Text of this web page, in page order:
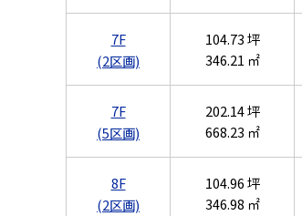
7F
(2区画)
104.73 坪
346.21 ㎡
7F
(5区画)
202.14 坪
668.23 ㎡
8F
(2区画)
104.96 坪
346.98 ㎡